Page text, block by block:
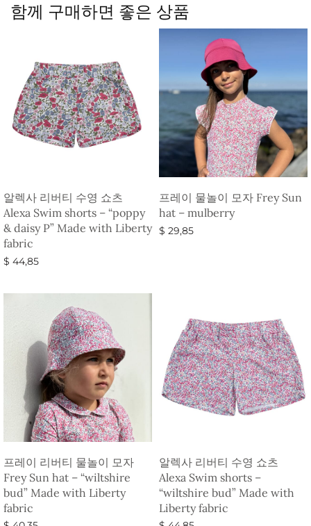
함께 구매하면 좋은 상품
알렉사 리버티 수영 쇼츠
Alexa Swim shorts – “poppy
& daisy P” Made with Liberty
fabric
$ 44,85
프레이 물놀이 모자 Frey Sun
hat – mulberry
$ 29,85
프레이 리버티 물놀이 모자
Frey Sun hat – “wiltshire
bud” Made with Liberty
fabric
알렉사 리버티 수영 쇼츠
Alexa Swim shorts –
“wiltshire bud” Made with
Liberty fabric